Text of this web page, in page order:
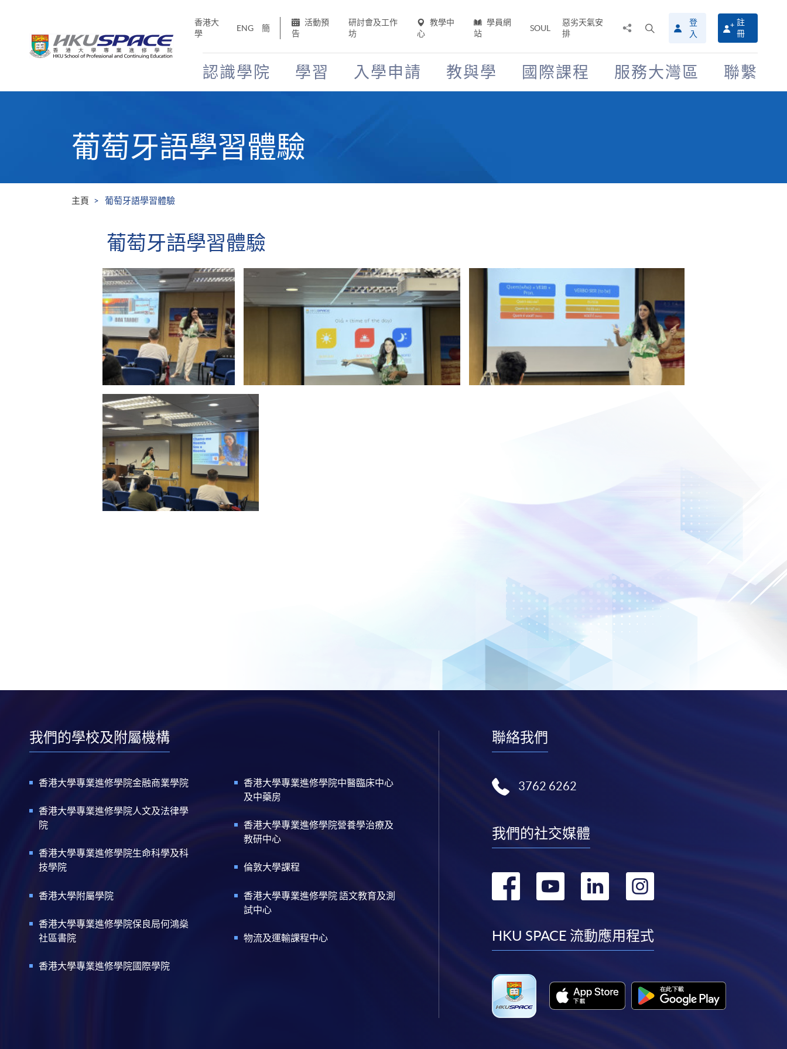
香港大
學
ENG 簡
活動預
告
研討會及工作
坊
教學中
心
學員網
站
SOUL
惡劣天氣安
排
搜
尋
介
面
登
入
註
冊
認識學院 學習 入學申請 教與學 國際課程 服務大灣區 聯繫
葡萄牙語學習體驗
主頁 葡萄牙語學習體驗
葡萄牙語學習體驗
我們的學校及附屬機構
香港大學專業進修學院金融商業學院
香港大學專業進修學院人文及法律學
院
香港大學專業進修學院生命科學及科
技學院
香港大學附屬學院
香港大學專業進修學院保良局何鴻燊
社區書院
香港大學專業進修學院國際學院
香港大學專業進修學院中醫臨床中心
及中藥房
香港大學專業進修學院營養學治療及
教研中心
倫敦大學課程
香港大學專業進修學院 語文教育及測
試中心
物流及運輸課程中心
聯絡我們
3762 6262
我們的社交媒體
轉
facebook
轉
youtube
轉
linkedin
轉
instagram
HKU SPACE 流動應用程式